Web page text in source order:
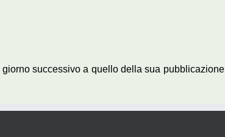
successivo a quello della sua pubblicazione